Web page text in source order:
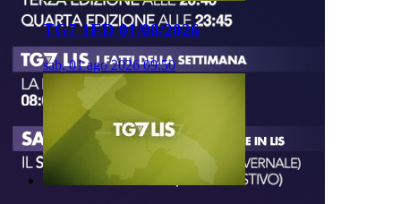
TG7 1ED 01/08/2026
sab, 01 ago 2026 09:50